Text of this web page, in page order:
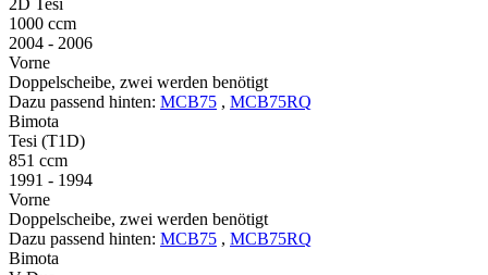
1000 ccm
2004 - 2006
Vorne
Doppelscheibe, zwei werden benötigt
Dazu passend hinten: MCB75 , MCB75RQ
Bimota
Tesi (T1D)
851 ccm
1991 - 1994
Vorne
Doppelscheibe, zwei werden benötigt
Dazu passend hinten: MCB75 , MCB75RQ
Bimota